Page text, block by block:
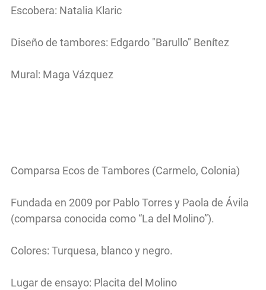
Escobera: Natalia Klaric
Diseño de tambores: Edgardo "Barullo" Benítez
Mural: Maga Vázquez
Comparsa Ecos de Tambores (Carmelo, Colonia)
Fundada en 2009 por Pablo Torres y Paola de Ávila
(comparsa conocida como “La del Molino”).
Colores: Turquesa, blanco y negro.
Lugar de ensayo: Placita del Molino